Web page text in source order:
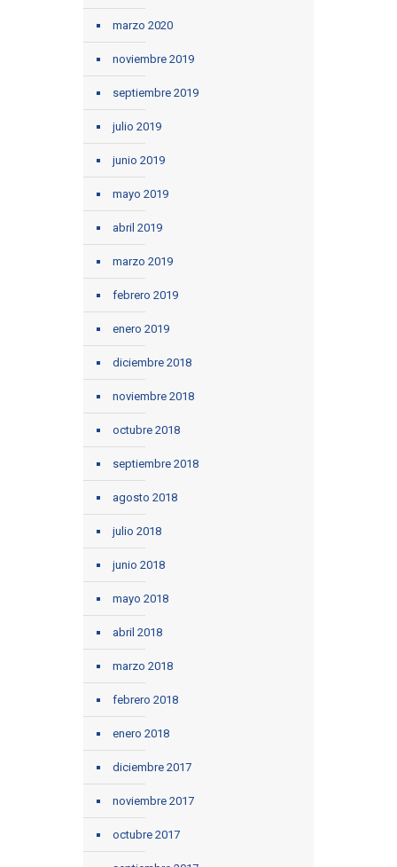
marzo 2020
noviembre 2019
septiembre 2019
julio 2019
junio 2019
mayo 2019
abril 2019
marzo 2019
febrero 2019
enero 2019
diciembre 2018
noviembre 2018
octubre 2018
septiembre 2018
agosto 2018
julio 2018
junio 2018
mayo 2018
abril 2018
marzo 2018
febrero 2018
enero 2018
diciembre 2017
noviembre 2017
octubre 2017